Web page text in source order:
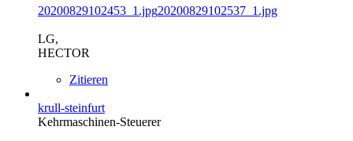
20200829102453_1.jpg20200829102537_1.jpg
LG,
HECTOR
Zitieren
krull-steinfurt
Kehrmaschinen-Steuerer